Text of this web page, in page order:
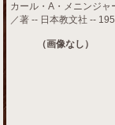
カール・A・メニンジャ
／著 -- 日本教文社 --
（画像なし）